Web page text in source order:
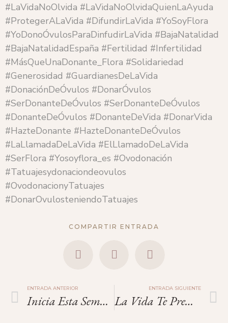
#LaVidaNoOlvida #LaVidaNoOlvidaQuienLaAyuda
#ProtegerALaVida #DifundirLaVida #YoSoyFlora
#YoDonoÓvulosParaDinfudirLaVida #BajaNatalidad
#BajaNatalidadEspaña #Fertilidad #Infertilidad
#MásQueUnaDonante_Flora #Solidariedad
#Generosidad #GuardianesDeLaVida
#DonaciónDeÓvulos #DonarÓvulos
#SerDonanteDeÓvulos #SerDonanteDeÓvulos
#DonanteDeÓvulos #DonanteDeVida #DonarVida
#HazteDonante #HazteDonanteDeÓvulos
#LaLlamadaDeLaVida #ElLlamadoDeLaVida
#SerFlora #Yosoyflora_es #Ovodonación
#Tatuajesydonaciondeovulos
#OvodonacionyTatuajes
#DonarOvulosteniendoTatuajes
COMPARTIR ENTRADA
ENTRADA ANTERIOR
Inicia Esta Semana Con La Mejor Energía.
ENTRADA SIGUIENTE
La Vida Te Premia Cada Día